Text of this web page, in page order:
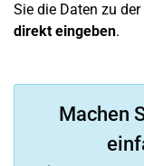
Sie die Daten zu
direkt eingeben.
Machen